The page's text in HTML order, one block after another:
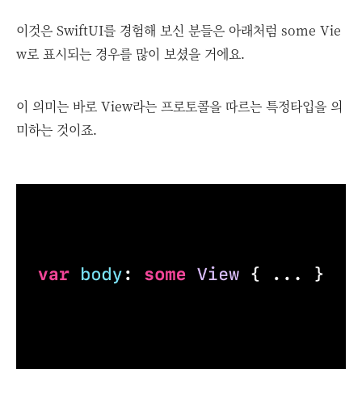
이것은 SwiftUI를 경험해 보신 분들은 아래처럼 some Vie
w로 표시되는 경우를 많이 보셨을 거에요.
이 의미는 바로 View라는 프로토콜을 따르는 특정타입을 의
미하는 것이죠.